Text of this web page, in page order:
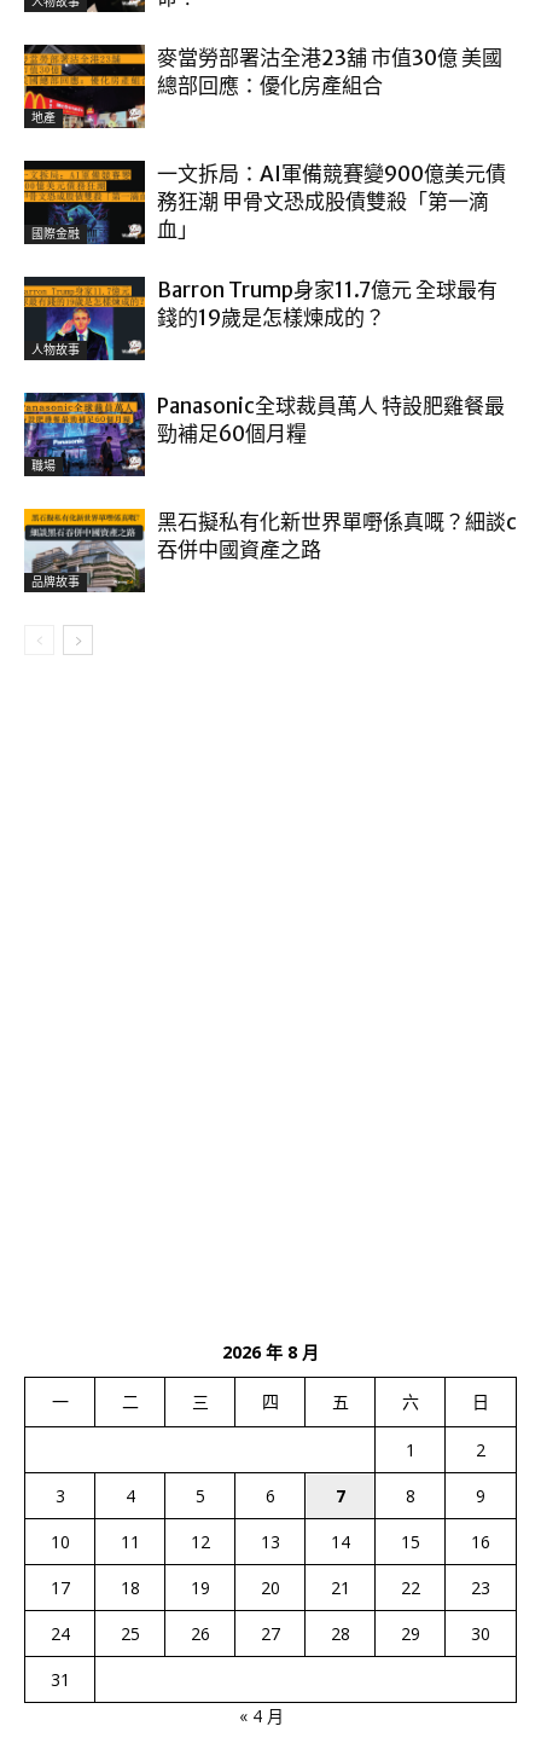
地產
麥當勞部署沽全港23舖 市值30億 美國
總部回應：優化房產組合
國際金融
一文拆局：AI軍備競賽變900億美元債
務狂潮 甲骨文恐成股債雙殺「第一滴
血」
人物故事
Barron Trump身家11.7億元 全球最有
錢的19歲是怎樣煉成的？
職場
Panasonic全球裁員萬人 特設肥雞餐最
勁補足60個月糧
品牌故事
黑石擬私有化新世界單嘢係真嘅？細談c
吞併中國資產之路
2026 年 8 月
一 二 三 四 五 六 日
1
2
3
4 5 6 7 8
9
10
11 12 13 14 15
16
17
18 19 20 21 22
23
24
25 26 27 28 29
30
31
« 4 月